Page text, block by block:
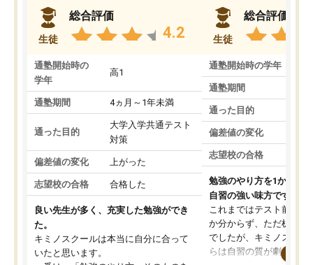
生徒
総合評価
4.2
通塾開始時の
学年
高1
通塾期間 4ヵ月～1年未満
通った目的
大学入学共通テスト
対策
偏差値の変化 上がった
志望校の合格 合格した
良い先生が多く、充実した勉強ができ
た。
キミノスクールは本当に自分に合って
いたと思います。
生徒
総合評価
通塾開始時の学年
通塾期間
通った目的
偏差値の変化
志望校の合格
勉強のやり方を1から教
自習の強い味方です。
これまではテスト前に何
か分からず、ただ机に座
でしたが、キミノスクー
らは自習の質が劇的に変